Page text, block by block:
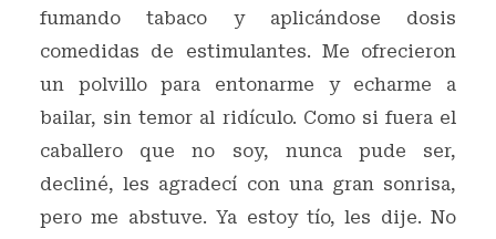
fumando tabaco y aplicándose dosis
comedidas de estimulantes. Me ofrecieron
un polvillo para entonarme y echarme a
bailar, sin temor al ridículo. Como si fuera el
caballero que no soy, nunca pude ser,
decliné, les agradecí con una gran sonrisa,
pero me abstuve. Ya estoy tío, les dije. No